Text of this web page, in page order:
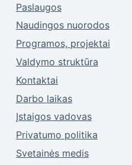
Paslaugos
Naudingos nuorodos
Programos, projektai
Valdymo struktūra
Kontaktai
Darbo laikas
Įstaigos vadovas
Privatumo politika
Svetainės medis